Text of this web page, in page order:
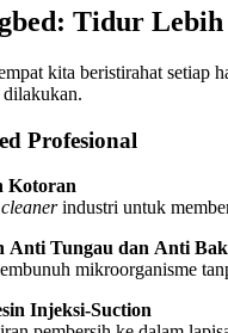
Tidur Lebih
kita beristirahat
Profesional
Kotoran
industri untuk
Anti Tungau dan Anti
mikroorganisme
Injeksi-Suction